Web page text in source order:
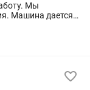
Мы
Машина дается
входит